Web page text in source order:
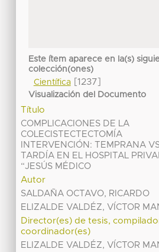
Este ítem aparece en la(s)
colección(ones)
Científica[1237]
Visualización del Documento
Título
COMPLICACIONES DE LA
COLECISTECTECTOMÍA
INTERVENCIÓN: TEMPRANA
TARDÍA EN EL HOSPITAL
“JESÚS MÉDICO
Autor
SALDAÑA OCTAVO, RICARDO
ELIZALDE VALDÉZ, VÍCTOR
Director(es) de tesis,
coordinador(es)
ELIZALDE VALDÉZ, VÍCTOR